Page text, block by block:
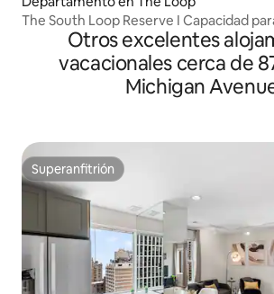
The South Loop Reserve I Capacidad
Mejor valorado
Otros excelentes
vacacionales cerca de
Michigan
Superanfitrión
Superanfitrión